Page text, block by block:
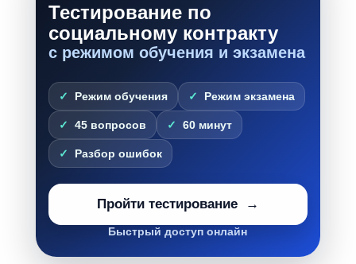
Тестирование по
социальному контракту
с режимом обучения и экзамена
Режим обучения Режим экзамена
45 вопросов 60 минут
Разбор ошибок
Пройти тестирование
Быстрый доступ онлайн